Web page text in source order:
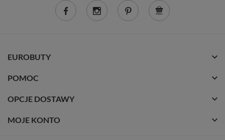
EUROBUTY
POMOC
OPCJE DOSTAWY
MOJE KONTO